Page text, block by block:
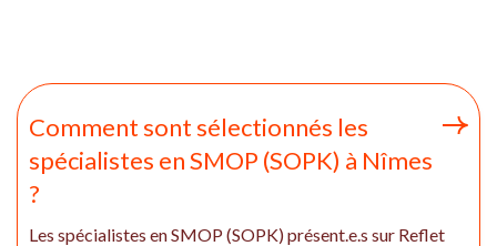
Comment sont sélectionnés les
spécialistes en SMOP (SOPK) à Nîmes
?
Les spécialistes en SMOP (SOPK) présent.e.s sur Reflet